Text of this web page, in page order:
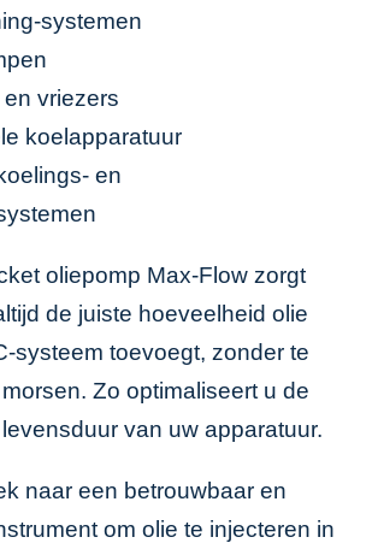
systemen
vriezers
koelapparatuur
en
oliepomp Max-Flow zorgt
de juiste hoeveelheid olie
systeem toevoegt, zonder te
Zo optimaliseert u de
van uw apparatuur.
naar een betrouwbaar en
om olie te injecteren in